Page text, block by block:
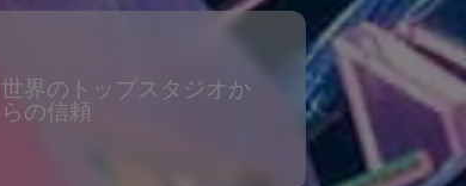
世界のトップスタジオか
らの信頼